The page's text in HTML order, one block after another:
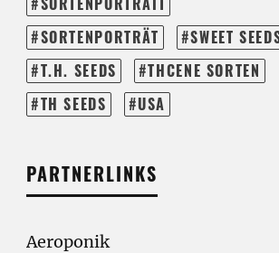
SORTENPORTRÄT
SWEET
T.H. SEEDS
THCENE SORTEN
TH SEEDS
USA
PARTNERLINKS
Aeroponik